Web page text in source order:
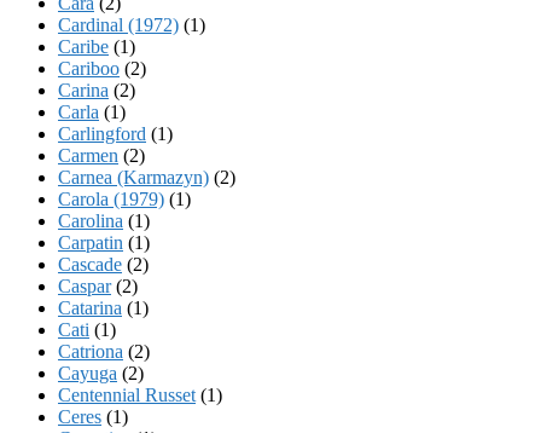
Cardinal (1972) (1)
Caribe (1)
Cariboo (2)
Carina (2)
Carla (1)
Carlingford (1)
Carmen (2)
Carnea (Karmazyn) (2)
Carola (1979) (1)
Carolina (1)
Carpatin (1)
Cascade (2)
Caspar(2)
Catarina (1)
Cati (1)
Catriona (2)
Cayuga (2)
Centennial Russet (1)
Ceres (1)